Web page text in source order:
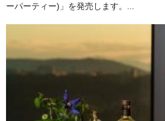
ーパーティー)」を発売します。...